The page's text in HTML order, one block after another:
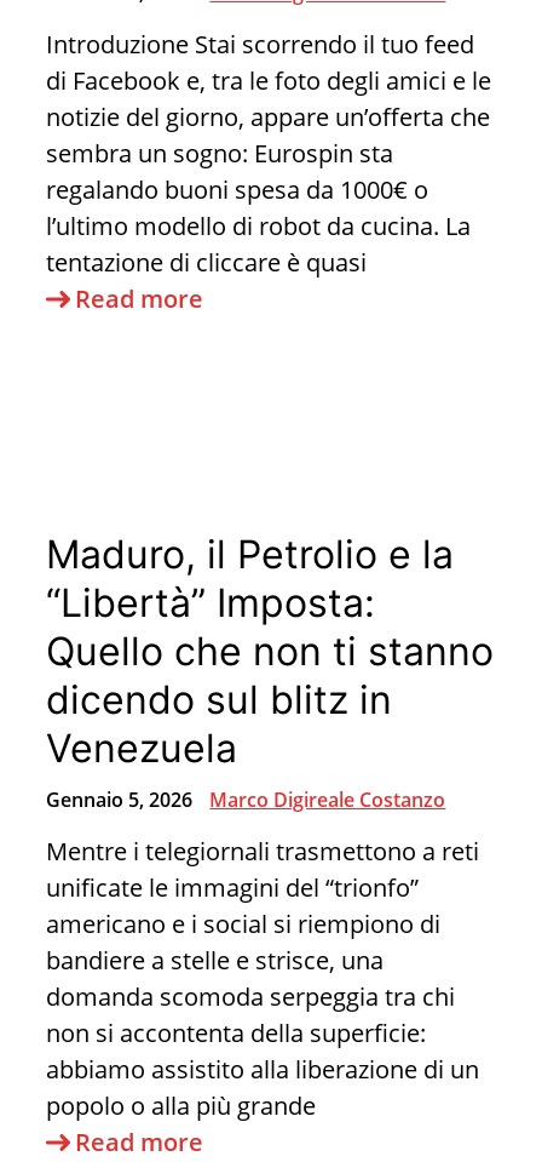
Introduzione Stai scorrendo il tuo feed
di Facebook e, tra le foto degli amici e le
notizie del giorno, appare un’offerta che
sembra un sogno: Eurospin sta
regalando buoni spesa da 1000€ o
l’ultimo modello di robot da cucina. La
tentazione di cliccare è quasi
Read more
Shock
che
Sfruttano
la
Tua
Mente
(e
il
Tuo
Portafoglio)
Maduro, il Petrolio e la
“Libertà” Imposta:
Quello che non ti stanno
dicendo sul blitz in
Venezuela
Gennaio 5, 2026 Marco Digireale Costanzo
Mentre i telegiornali trasmettono a reti
unificate le immagini del “trionfo”
americano e i social si riempiono di
bandiere a stelle e strisce, una
domanda scomoda serpeggia tra chi
non si accontenta della superficie:
abbiamo assistito alla liberazione di un
popolo o alla più grande
Read more